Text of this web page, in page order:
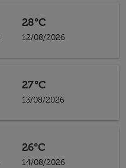
28°C
12/08/2026
27°C
13/08/2026
26°C
14/08/2026